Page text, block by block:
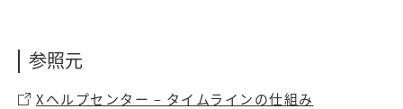
参照元
Xヘルプセンター – タイムラインの仕組み